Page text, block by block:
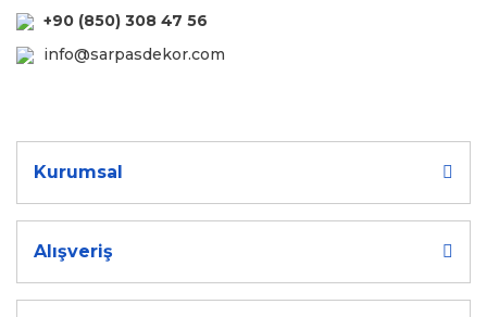
+90 (850) 308 47 56
info@sarpasdekor.com
Kurumsal
Alışveriş